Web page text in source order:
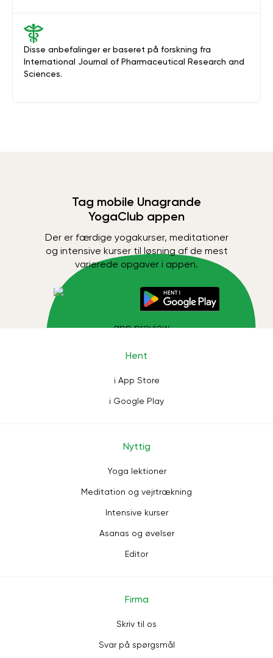
Disse anbefalinger er baseret på forskning fra
International Journal of Pharmaceutical Research and
Sciences.
Tag mobile Unagrande
YogaClub appen
Der er færdige yogakurser, meditationer
og intensive kurser til løsning af de mest
varierede opgaver i appen.
Hent
i App Store
i Google Play
Nyttig
Yoga lektioner
Meditation og vejrtrækning
Intensive kurser
Asanas og øvelser
Editor
Firma
Skriv til os
Svar på spørgsmål